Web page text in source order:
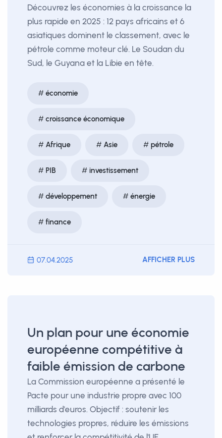
Découvrez les économies à la croissance la
plus rapide en 2025 : 12 pays africains et 6
asiatiques dominent le classement, avec le
pétrole comme moteur clé. Le Soudan du
Sud, le Guyana et la Libie en tête.
économie
croissance économique
Afrique Asie pétrole
PIB investissement
développement énergie
finance
07.04.2025 AFFICHER PLUS
Un plan pour une économie
européenne compétitive à
faible émission de carbone
La Commission européenne a présenté le
Pacte pour une industrie propre avec 100
milliards d'euros. Objectif : soutenir les
technologies propres, réduire les émissions